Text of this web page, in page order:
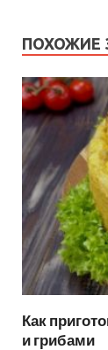
ПОХОЖИЕ
Как
и грибами